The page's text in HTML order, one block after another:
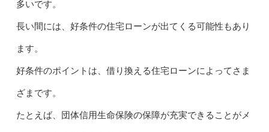
多いです。
長い間には、好条件の住宅ローンが出てくる可能性もあり
ます。
好条件のポイントは、借り換える住宅ローンによってさま
ざまです。
たとえば、団体信用生命保険の保障が充実できることがメ